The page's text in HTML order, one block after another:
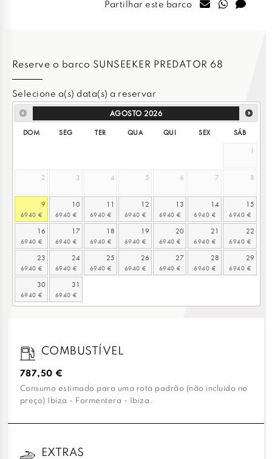
Partilhar este barco
Reserve o barco SUNSEEKER PREDATOR 68
Selecione a(s) data(s) a reservar
AGOSTO 2026
DOM SEG TER QUA QUI SEX
SÁB
1
2 3 4 5 6 7 8
9 10 11 12 13 14 15
16 17 18 19 20 21 22
23 24 25 26 27 28 29
30 31
COMBUSTÍVEL
787,50 €
Consumo estimado para uma rota padrão (não incluído no
preço) Ibiza - Formentera - Ibiza.
EXTRAS